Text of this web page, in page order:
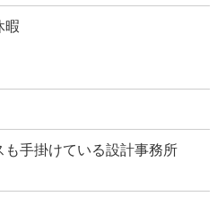
暇
手掛けている設計事務所